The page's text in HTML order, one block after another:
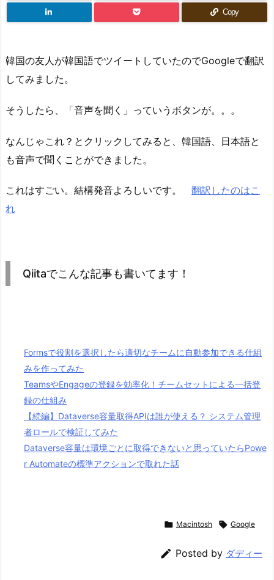
Copy
韓国の友人が韓国語でツイートしていたのでGoogleで翻訳
してみました。
そうしたら、「音声を聞く」っていうボタンが。。。
なんじゃこれ？とクリックしてみると、韓国語、日本語と
も音声で聞くことができました。
これはすごい。結構発音よろしいです。 翻訳したのはこ
れ
Qiitaでこんな記事も書いてます！
Formsで役割を選択したら適切なチームに自動参加できる仕組
みを作ってみた
TeamsやEngageの登録を効率化！チームセットによる一括登
録の仕組み
【続編】Dataverse容量取得APIは誰が使える？ システム管理
者ロールで検証してみた
Dataverse容量は環境ごとに取得できないと思っていたらPowe
r Automateの標準アクションで取れた話
 Macintosh  Google
 Posted by ダディー